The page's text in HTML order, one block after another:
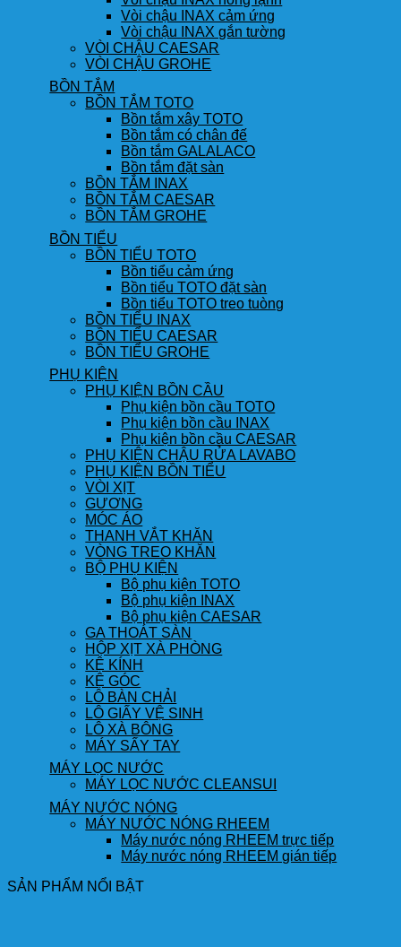
Vòi chậu INAX cảm ứng
Vòi chậu INAX gắn tường
VÒI CHẬU CAESAR
VÒI CHẬU GROHE
BỒN TẮM
BỒN TẮM TOTO
Bồn tắm xây TOTO
Bồn tắm có chân đế
Bồn tắm GALALACO
Bồn tắm đặt sàn
BỒN TẮM INAX
BỒN TẮM CAESAR
BỒN TẮM GROHE
BỒN TIỂU
BỒN TIỂU TOTO
Bồn tiểu cảm ứng
Bồn tiểu TOTO đặt sàn
Bồn tiểu TOTO treo tuòng
BỒN TIỂU INAX
BỒN TIỂU CAESAR
BỒN TIỂU GROHE
PHỤ KIỆN
PHỤ KIỆN BỒN CẦU
Phụ kiện bồn cầu TOTO
Phụ kiện bồn cầu INAX
Phụ kiện bồn cầu CAESAR
PHỤ KIỆN CHẬU RỬA LAVABO
PHỤ KIỆN BỒN TIỂU
VÒI XỊT
GƯƠNG
MÓC ÁO
THANH VẮT KHĂN
VÒNG TREO KHĂN
BỘ PHỤ KIỆN
Bộ phụ kiện TOTO
Bộ phụ kiện INAX
Bộ phụ kiện CAESAR
GA THOÁT SÀN
HỘP XỊT XÀ PHÒNG
KỆ KÍNH
KỆ GÓC
LÔ BÀN CHẢI
LÔ GIẤY VỆ SINH
LÔ XÀ BÔNG
MÁY SẤY TAY
MÁY LỌC NƯỚC
MÁY LỌC NƯỚC CLEANSUI
MÁY NƯỚC NÓNG
MÁY NƯỚC NÓNG RHEEM
Máy nước nóng RHEEM trực tiếp
Máy nước nóng RHEEM gián tiếp
SẢN PHẨM NỔI BẬT